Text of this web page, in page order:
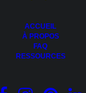
ACCUEIL
À PROPOS
FAQ
RESSOURCES